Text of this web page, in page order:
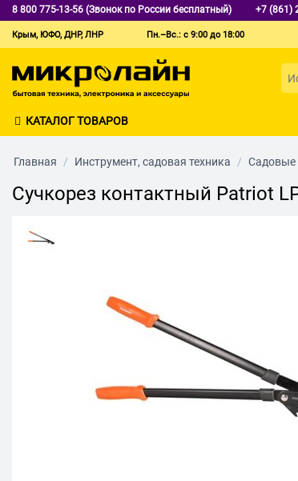
8 800 775-13-56 (Звонок по России бесплатный) +7 (861)
Крым, ЮФО, ДНР, ЛНР Пн.–Вс.: с 9:00 до 18:00
КАТАЛОГ ТОВАРОВ
Главная / Инструмент, садовая техника / Садовые
Сучкорез контактный Patriot